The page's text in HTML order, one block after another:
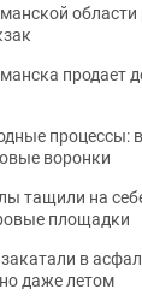
области
продает
процессы:
воронки
тащили на
площадки
в
даже летом